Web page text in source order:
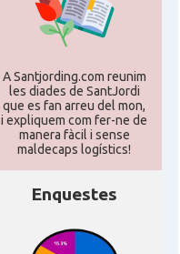
A Santjording.com reunim
les diades de SantJordi
que es fan arreu del mon,
i expliquem com fer-ne de
manera fàcil i sense
maldecaps logí­stics!
Enquestes